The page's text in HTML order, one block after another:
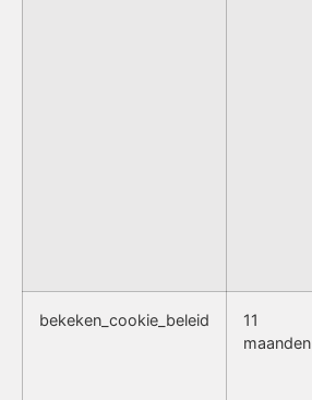
bekeken_cookie_beleid
11
maanden